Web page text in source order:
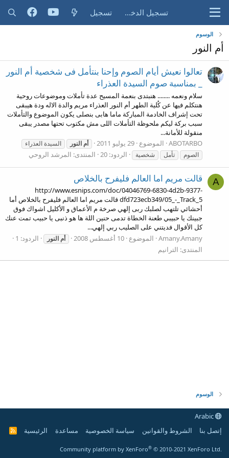
تسجيل الدخول تسجيل
الوسوم
أم النور
تعالوا نعيش أيام الصوم وإحنا بنتأمل فى شخصية أم النور
_ بمناسبة صوم السيدة العذراء
سلام ونعمه ........ هنبتدى بنعمة المسيح عدة تأملات وموضوعات روحية
هنتكلم فيها عن كُلية الطهر أم النور العذراء مريم والدة الاله ودة هيبقى
تحت إشراف الخادمة المباركة ماما هابى بنصلى يكون الموضوع والتأملات
سبب بركة ليكم ملحوظة التأملات اللى مش مكتوب تحتها مصدر يبقى
منقولة للأمانة...
ABOTARBO الموضوع 29 يوليو 2011 أم النور
السيدة العذراء
الصوم
تأمل شخصية الردود: 20 المنتدى: المرشد الروحي
A قالت مريم اما العالم فليفرح بالخلاص
http://www.esnips.com/doc/04046769-6830-4d2b-9377-
dfd723ecb349/05_-_Track_5 قالت مريم اما العالم فليفرح بالخلاص أما
أحشائي تلتهب لصلبك ربى إلهي صرخة م الأعماق و الأكليل اشواك فوق
جبينك يا حبيبي طعنة الخطاة تدمى حنين اللة ها هو ذنبى يا حبيب تمت عنك
كل الأقوال فديتني على الصليب ربي إلهي...
Amany.Amany الموضوع 10 أغسطس 2008 أم النور
الردود: 1
المنتدى: الترانيم
الوسوم
إتصل بنا
الشروط والقوانين سياسة الخصوصية مساعدة الرئيسية
R
Community platform by XenForo® © 2010-2021 XenForo Ltd.